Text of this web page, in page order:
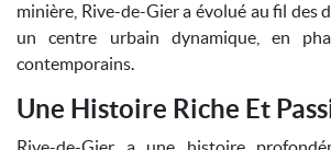
minière, Rive-de-Gier a évolué au fil des
un centre urbain dynamique, en
contemporains.
Une Histoire Riche Et